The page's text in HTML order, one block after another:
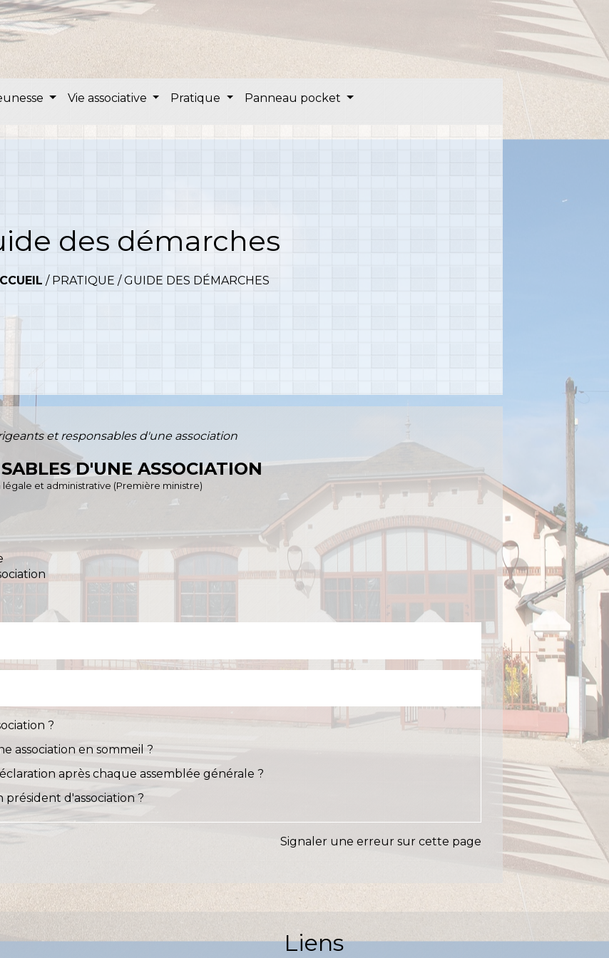
Vie associative Pratique Panneau pocket
des démarches
/ PRATIQUE /GUIDE DES DÉMARCHES
et responsables d'une association
D'UNE ASSOCIATION
et administrative (Première ministre)
?
association en sommeil ?
après chaque assemblée générale ?
d'association ?
Signaler une erreur sur cette page
Liens